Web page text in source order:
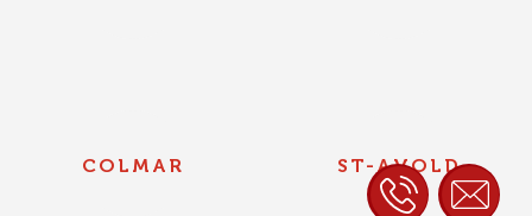
COLMAR ST-AVOLD